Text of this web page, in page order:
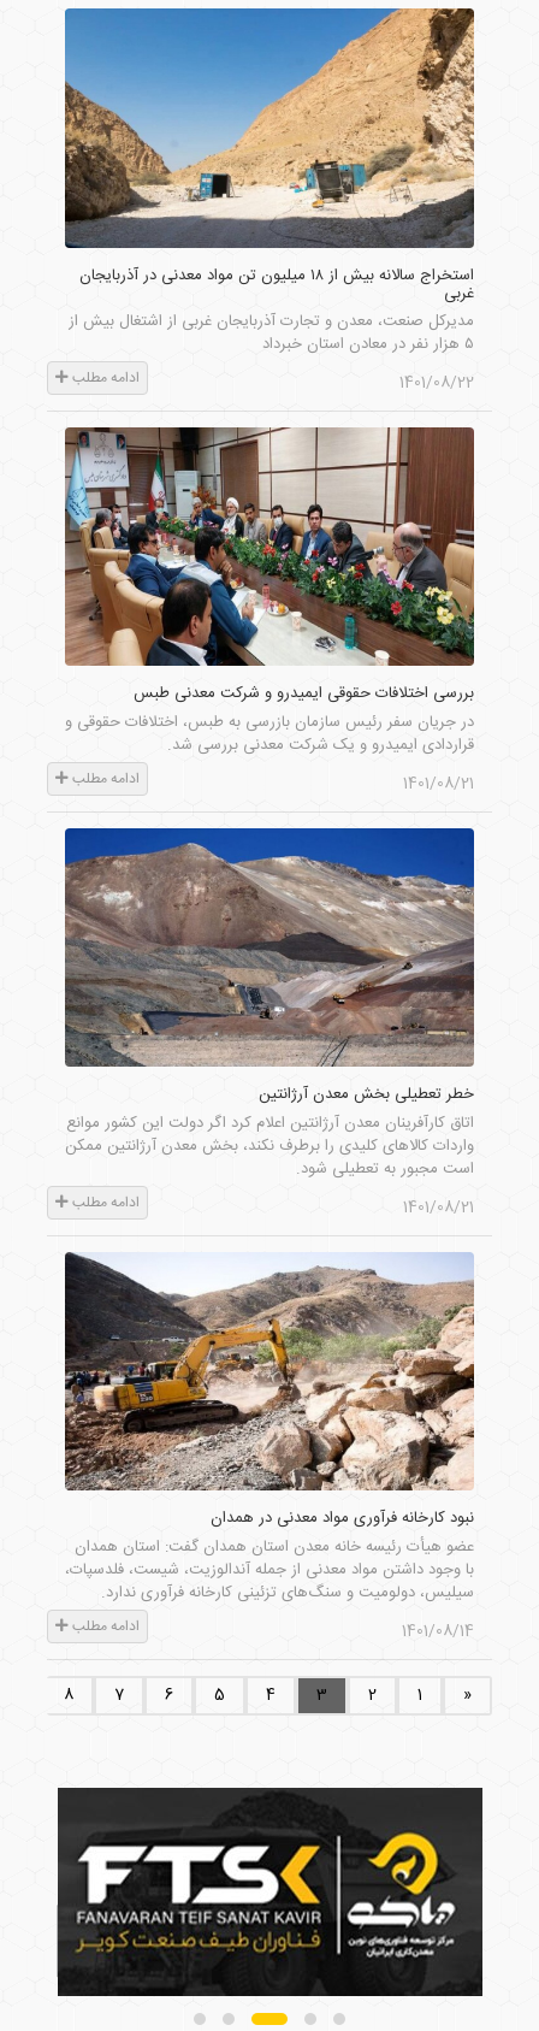
استخراج سالانه بیش از ۱۸ میلیون تن مواد معدنی در آذربایجان
غربی
مدیرکل صنعت، معدن و تجارت آذربایجان غربی از اشتغال بیش از
۵ هزار نفر در معادن استان خبرداد
1401/08/22
ادامه مطلب
بررسی اختلافات حقوقی ایمیدرو و شرکت معدنی طبس
در جریان سفر رئیس سازمان بازرسی به طبس، اختلافات حقوقی و
قراردادی ایمیدرو و یک شرکت معدنی بررسی شد.
1401/08/21
ادامه مطلب
خطر تعطیلی بخش معدن آرژانتین
اتاق کارآفرینان معدن آرژانتین اعلام کرد اگر دولت این کشور موانع
واردات کالاهای کلیدی را برطرف نکند، بخش معدن آرژانتین ممکن
است مجبور به تعطیلی شود.
1401/08/21
ادامه مطلب
نبود کارخانه فرآوری مواد معدنی در همدان
عضو هیأت رئیسه خانه معدن استان همدان گفت: استان همدان
با وجود داشتن مواد معدنی از جمله آندالوزیت، شیست، فلدسپات،
سیلیس، دولومیت و سنگ‌های تزئینی کارخانه فرآوری ندارد.
1401/08/14
ادامه مطلب
«
1
2
3
4
5
6
7
8